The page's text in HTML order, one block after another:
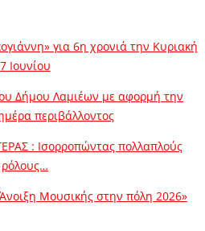
για 6η χρονιά την Κυριακή
7 Ιουνίου
Δήμου Λαμιέων με αφορμή την
περιβάλλοντος
: Ισορροπώντας πολλαπλούς
ρόλους…
Μουσικής στην πόλη 2026»